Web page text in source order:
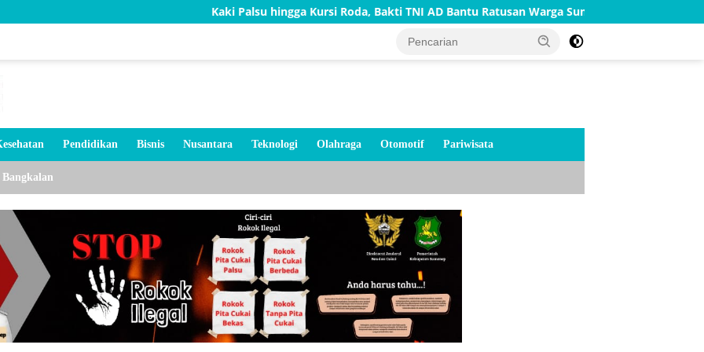
Kaki Palsu hingga Kursi Roda, Bakti TNI AD Bantu Ratusan Warga Sumenep TNI AD Bangun Rumah
Pendidikan Bisnis Nusantara Teknologi Olahraga Otomotif Pariwisata
Bangkalan